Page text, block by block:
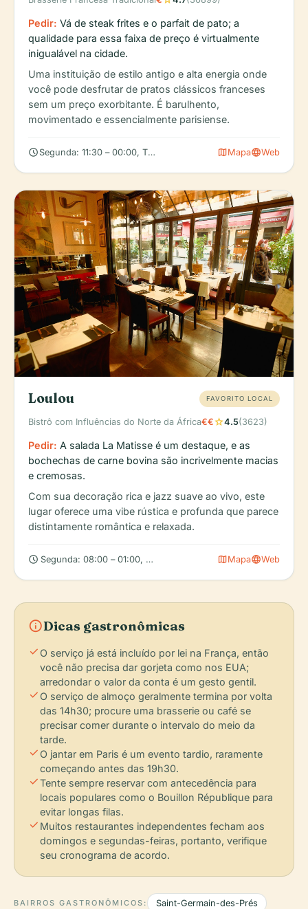
Pedir: Vá de steak frites e o parfait de pato; a
qualidade para essa faixa de preço é virtualmente
inigualável na cidade.
Uma instituição de estilo antigo e alta energia onde
você pode desfrutar de pratos clássicos franceses
sem um preço exorbitante. É barulhento,
movimentado e essencialmente parisiense.
schedule Segunda: 11:30 – 00:00, Terça: 11:30 – 00:00, Quarta: 11:30 –
mapMapalanguageWeb
Loulou FAVORITO LOCAL
Bistrô com Influências do Norte da África€€star4.5(3623)
Pedir: A salada La Matisse é um destaque, e as
bochechas de carne bovina são incrivelmente macias
e cremosas.
Com sua decoração rica e jazz suave ao vivo, este
lugar oferece uma vibe rústica e profunda que parece
distintamente romântica e relaxada.
schedule Segunda: 08:00 – 01:00, Terça: 08:00 – 01:00, Quarta: 08:00 –
mapMapalanguageWeb
infoDicas gastronômicas
check O serviço já está incluído por lei na França, então
você não precisa dar gorjeta como nos EUA;
arredondar o valor da conta é um gesto gentil.
check O serviço de almoço geralmente termina por volta
das 14h30; procure uma brasserie ou café se
precisar comer durante o intervalo do meio da
tarde.
check O jantar em Paris é um evento tardio, raramente
começando antes das 19h30.
checkTente sempre reservar com antecedência para
locais populares como o Bouillon République para
evitar longas filas.
check Muitos restaurantes independentes fecham aos
domingos e segundas-feiras, portanto, verifique
seu cronograma de acordo.
BAIRROS GASTRONÔMICOS:
Saint-Germain-des-Prés